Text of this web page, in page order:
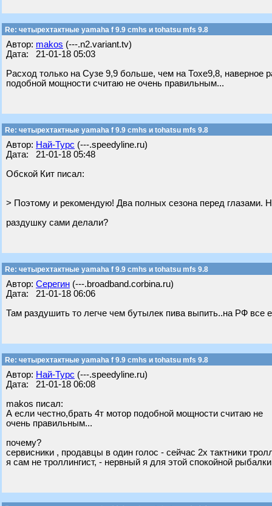
Re: четырехтактные yamaha f 9.9 cmhs и tohatsu mfs 9.8
Автор: makos (---.n2.variant.tv)
Дата: 21-01-18 05:03
Расход только на Сузе 9,9 больше, чем на Тохе9,8, наверное
подобной мощности считаю не очень правильным...
Re: четырехтактные yamaha f 9.9 cmhs и tohatsu mfs 9.8
Автор: Най-Турс (---.speedyline.ru)
Дата: 21-01-18 05:48
Обской Кит писал:
> Поэтому и рекомендую! Два полных сезона перед глазами.
раздушку сами делали?
Re: четырехтактные yamaha f 9.9 cmhs и tohatsu mfs 9.8
Автор: Серегин (---.broadband.corbina.ru)
Дата: 21-01-18 06:06
Там раздушить то легче чем бутылек пива выпить..на РФ все
Re: четырехтактные yamaha f 9.9 cmhs и tohatsu mfs 9.8
Автор: Най-Турс (---.speedyline.ru)
Дата: 21-01-18 06:08
makos писал:
А если честно,брать 4т мотор подобной мощности считаю не
очень правильным...
почему?
сервисники , продавцы в один голос - сейчас 2х тактники
я сам не троллингист, - нервный я для этой спокойной